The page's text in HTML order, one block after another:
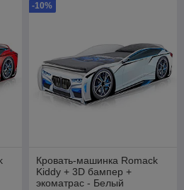
-10%
Кровать-машинка Romack
Kiddy + 3D бампер +
экоматрас - Белый